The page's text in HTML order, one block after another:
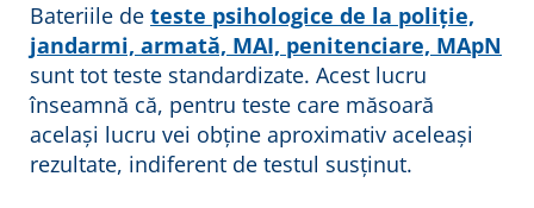
Bateriile de teste psihologice de la poliție,
jandarmi, armată, MAI, penitenciare, MApN
sunt tot teste standardizate. Acest lucru
înseamnă că, pentru teste care măsoară
același lucru vei obține aproximativ aceleași
rezultate, indiferent de testul susținut.